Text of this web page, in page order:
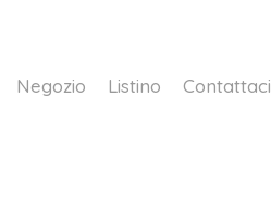
Negozio Listino Contattaci